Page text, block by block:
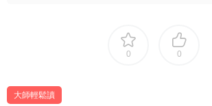
0 0
大師輕鬆讀